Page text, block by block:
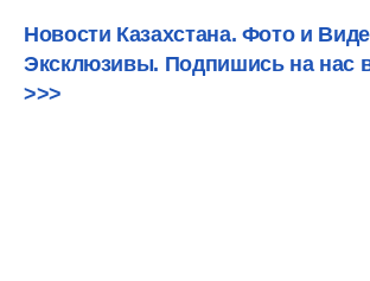
Новости Казахстана. Фото и
Эксклюзивы. Подпишись на нас
>>>